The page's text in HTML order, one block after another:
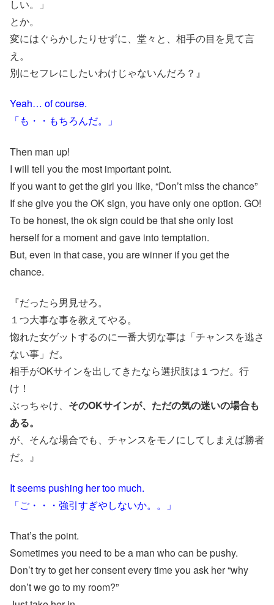
しい。」
とか。
変にはぐらかしたりせずに、堂々と、相手の目を見て言
え。
別にセフレにしたいわけじゃないんだろ？』
Yeah… of course.
「も・・もちろんだ。」
Then man up!
I will tell you the most important point.
If you want to get the girl you like, “Don’t miss the chance”
If she give you the OK sign, you have only one option. GO!
To be honest, the ok sign could be that she only lost
herself for a moment and gave into temptation.
But, even in that case, you are winner if you get the
chance.
『だったら男見せろ。
１つ大事な事を教えてやる。
惚れた女ゲットするのに一番大切な事は「チャンスを逃さ
ない事」だ。
相手がOKサインを出してきたなら選択肢は１つだ。行
け！
ぶっちゃけ、 そのOKサインが、ただの気の迷いの場合も
ある。
が、そんな場合でも、チャンスをモノにしてしまえば勝者
だ。』
It seems pushing her too much.
「ご・・・強引すぎやしないか。。」
That’s the point.
Sometimes you need to be a man who can be pushy.
Don’t try to get her consent every time you ask her “why
don’t we go to my room?”